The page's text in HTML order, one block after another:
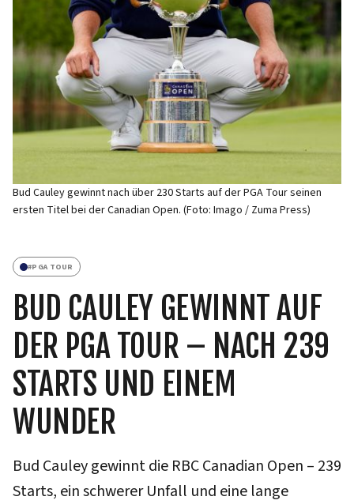
Bud Cauley gewinnt nach über 230 Starts auf der PGA Tour seinen
ersten Titel bei der Canadian Open. (Foto: Imago / Zuma Press)
#PGA TOUR
BUD CAULEY GEWINNT AUF
DER PGA TOUR – NACH 239
STARTS UND EINEM
WUNDER
Bud Cauley gewinnt die RBC Canadian Open – 239
Starts, ein schwerer Unfall und eine lange